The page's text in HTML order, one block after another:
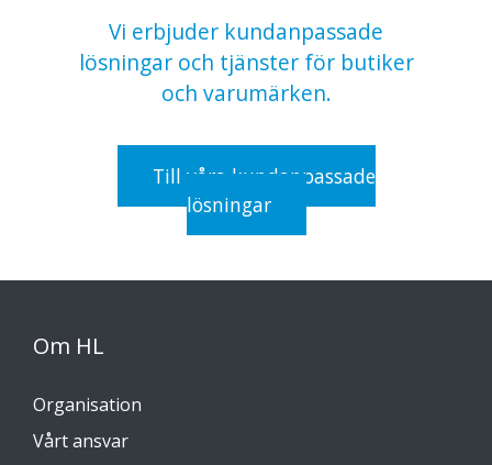
Vi erbjuder kundanpassade
lösningar och tjänster för butiker
och varumärken.
Till våra kundanpassade
lösningar
Om HL
Organisation
Vårt ansvar